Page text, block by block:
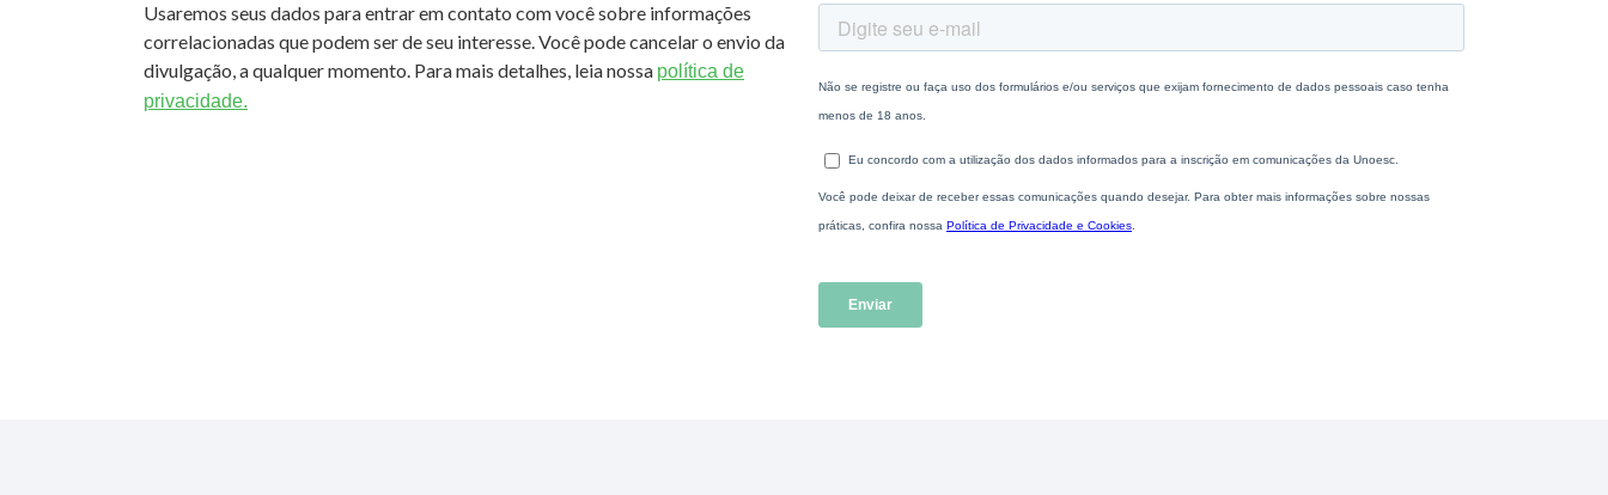
Usaremos seus dados para entrar em contato com você sobre informações
correlacionadas que podem ser de seu interesse. Você pode cancelar o envio da
divulgação, a qualquer momento. Para mais detalhes, leia nossa política de
privacidade.